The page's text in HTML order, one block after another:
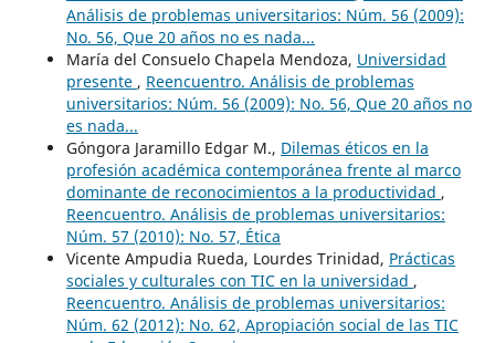
Análisis de problemas universitarios: Núm. 56 (2009):
No. 56, Que 20 años no es nada...
María del Consuelo Chapela Mendoza, Universidad
presente , Reencuentro. Análisis de problemas
universitarios: Núm. 56 (2009): No. 56, Que 20 años no
es nada...
Góngora Jaramillo Edgar M., Dilemas éticos en la
profesión académica contemporánea frente al marco
dominante de reconocimientos a la productividad ,
Reencuentro. Análisis de problemas universitarios:
Núm. 57 (2010): No. 57, Ética
Vicente Ampudia Rueda, Lourdes Trinidad, Prácticas
sociales y culturales con TIC en la universidad ,
Reencuentro. Análisis de problemas universitarios:
Núm. 62 (2012): No. 62, Apropiación social de las TIC